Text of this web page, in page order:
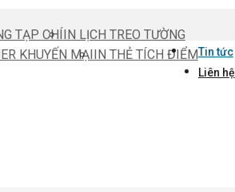
TẠP CHÍIN LỊCH TREO TƯỜNG
KHUYẾN MẠIIN THẺ TÍCH ĐIỂMTin tức
Liên hệ